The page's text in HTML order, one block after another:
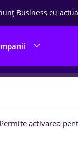
Business cu
de munca
Permite activarea